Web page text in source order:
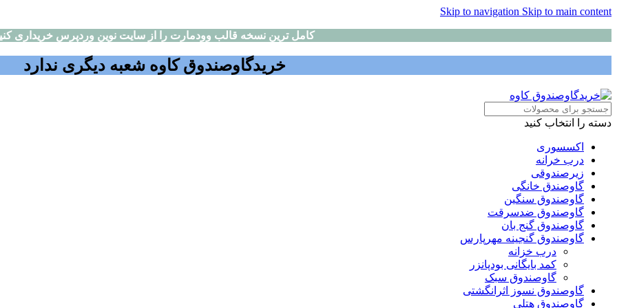
Skip to navigation Skip to main content
کامل ترین نسخه قالب وودمارت را از سایت نوین وردپرس خریداری
خریدگاوصندوق کاوه شعبه دیگری ندارد
دسته را انتخاب کنید
اکسسوری
درب خرانه
زیرصندوقی
گاوصندق خانگی
گاوصندوق سنگین
گاوصندوق ضدسرقت
گاوصندوق گنج بان
گاوصندوق گنجینه مهرپارس
درب خزانه
کمد بایگانی بودپانزر
گاوصندوق سبک
گاوصندوق نسوز اثرانگشتی
گاوصندوق هتلی